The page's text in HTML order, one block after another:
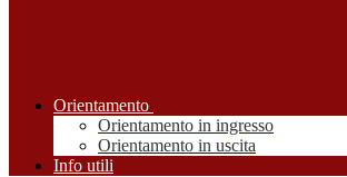
Orientamento
Orientamento in ingresso
Orientamento in uscita
Info utili